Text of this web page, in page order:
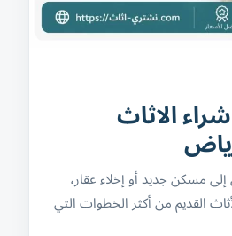
الاثاث
إلى مسكن جديد أو إخلاء عقار،
القديم من أكثر الخطوات التي